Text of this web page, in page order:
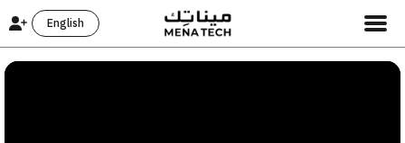
English